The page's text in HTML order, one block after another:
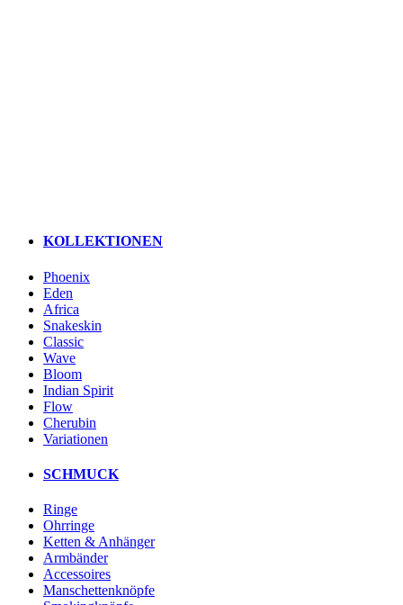
KOLLEKTIONEN
Phoenix
Eden
Africa
Snakeskin
Classic
Wave
Bloom
Indian Spirit
Flow
Cherubin
Variationen
SCHMUCK
Ringe
Ohrringe
Ketten & Anhänger
Armbänder
Accessoires
Manschettenknöpfe